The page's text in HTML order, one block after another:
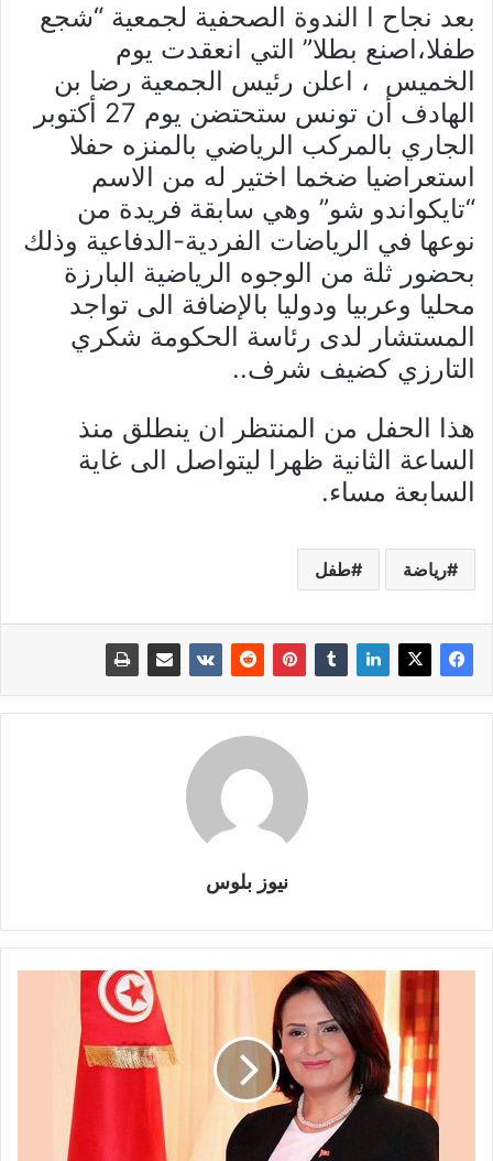
بعد نجاح ا الندوة الصحفية لجمعية “شجع
طفلا،اصنع بطلا” التي انعقدت يوم
الخميس ، اعلن رئيس الجمعية رضا بن
الهادف أن تونس ستحتضن يوم 27 أكتوبر
الجاري بالمركب الرياضي بالمنزه حفلا
استعراضيا ضخما اختير له من الاسم
“تايكواندو شو” وهي سابقة فريدة من
نوعها في الرياضات الفردية-الدفاعية وذلك
بحضور ثلة من الوجوه الرياضية البارزة
محليا وعربيا ودوليا بالإضافة الى تواجد
المستشار لدى رئاسة الحكومة شكري
التارزي كضيف شرف..
هذا الحفل من المنتظر ان ينطلق منذ
الساعة الثانية ظهرا ليتواصل الى غاية
السابعة مساء.
رياضة طفل
نيوز بلوس